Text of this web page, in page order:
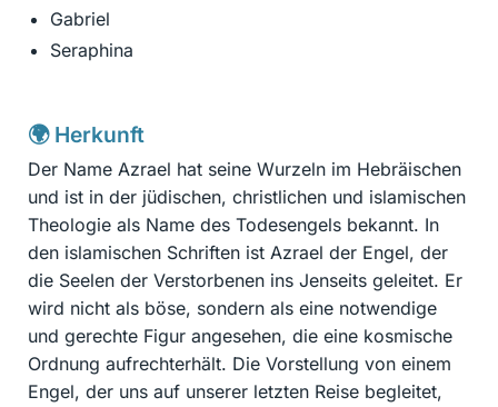
Gabriel
Seraphina
🌍 Herkunft
Der Name Azrael hat seine Wurzeln im Hebräischen
und ist in der jüdischen, christlichen und islamischen
Theologie als Name des Todesengels bekannt. In
den islamischen Schriften ist Azrael der Engel, der
die Seelen der Verstorbenen ins Jenseits geleitet. Er
wird nicht als böse, sondern als eine notwendige
und gerechte Figur angesehen, die eine kosmische
Ordnung aufrechterhält. Die Vorstellung von einem
Engel, der uns auf unserer letzten Reise begleitet,